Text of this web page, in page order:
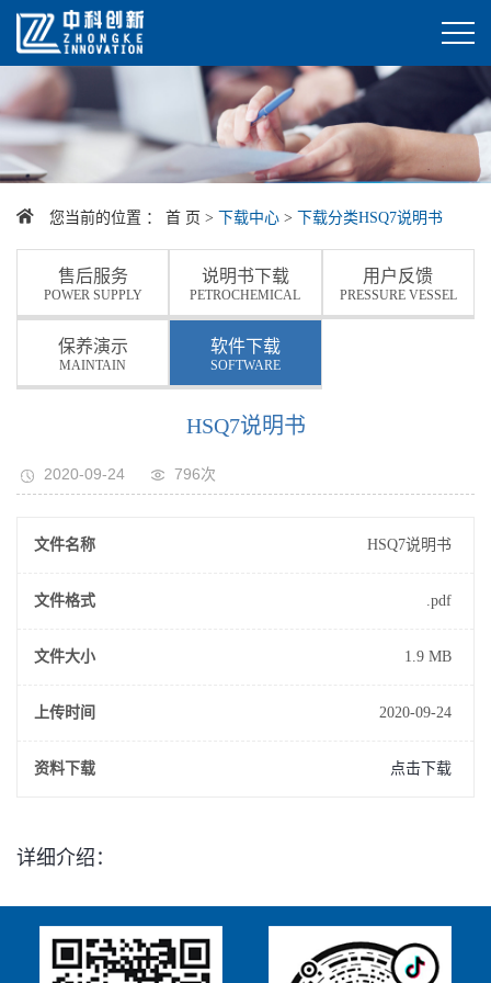
您当前的位置 ： 首 页 > 下载中心 > 下载分类HSQ7说明书
售后服务
POWER SUPPLY
说明书下载
PETROCHEMICAL
用户反馈
PRESSURE VESSEL
保养演示
MAINTAIN
软件下载
SOFTWARE
HSQ7说明书
2020-09-24 796次
文件名称 HSQ7说明书
文件格式 .pdf
文件大小 1.9 MB
上传时间 2020-09-24
资料下载 点击下载
详细介绍：